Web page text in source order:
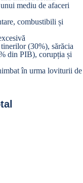
mediu de afaceri
combustibili și
(30%), sărăcia
din PIB), corupția și
în urma loviturii de